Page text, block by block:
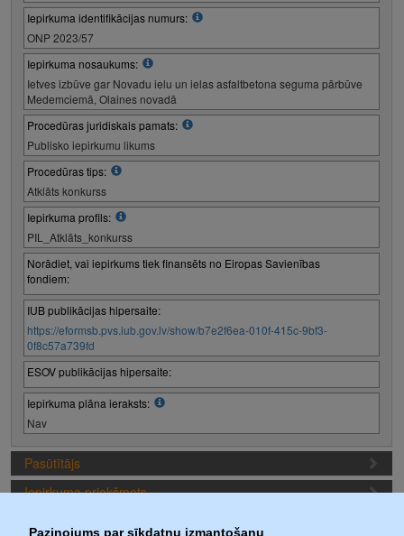
Paziņojums par sīkdatņu izmantošanu
Iepirkuma identifikācijas numurs:
ONP 2023/57
Iepirkuma nosaukums:
Ietves izbūve gar Novadu ielu un ielas asfaltbetona seguma pārbūve
Medemciemā, Olaines novadā
Procedūras juridiskais pamats:
Publisko iepirkumu likums
Procedūras tips:
Atklāts konkurss
Iepirkuma profils:
PIL_Atklāts_konkurss
Norādiet, vai iepirkums tiek finansēts no Eiropas Savienības
fondiem:
IUB publikācijas hipersaite:
https://eformsb.pvs.iub.gov.lv/show/b7e2f6ea-010f-415c-9bf3-
0f8c57a739fd
ESOV publikācijas hipersaite:
Iepirkuma plāna ieraksts:
Nav
Pasūtītājs
Iepirkuma priekšmets